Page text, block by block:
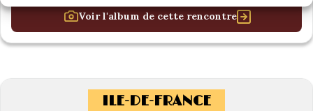
Voir l'album de cette rencontre
ILE-DE-FRANCE